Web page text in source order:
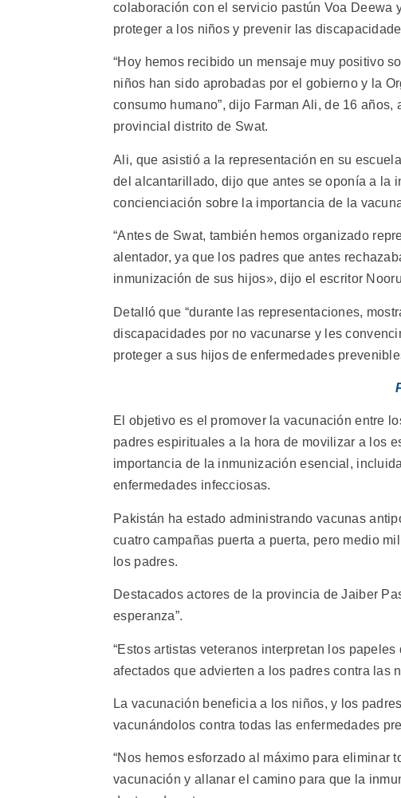
colaboración con el servicio pastún Voa Deewa
proteger a los niños y prevenir las
“Hoy hemos recibido un mensaje muy positivo
niños han sido aprobadas por el gobierno y la
consumo humano”, dijo Farman Ali, de 16
provincial distrito de Swat.
Ali, que asistió a la representación en su
del alcantarillado, dijo que antes se oponía a la
concienciación sobre la importancia de la
“Antes de Swat, también hemos organizado
alentador, ya que los padres que antes
inmunización de sus hijos», dijo el escritor
Detalló que “durante las representaciones,
discapacidades por no vacunarse y les
proteger a sus hijos de enfermedades
El objetivo es el promover la vacunación entre
padres espirituales a la hora de movilizar a los
importancia de la inmunización esencial,
enfermedades infecciosas.
Pakistán ha estado administrando vacunas
cuatro campañas puerta a puerta, pero medio
los padres.
Destacados actores de la provincia de Jaiber
esperanza”.
“Estos artistas veteranos interpretan los
afectados que advierten a los padres contra las
La vacunación beneficia a los niños, y los
vacunándolos contra todas las enfermedades
“Nos hemos esforzado al máximo para eliminar
vacunación y allanar el camino para que la